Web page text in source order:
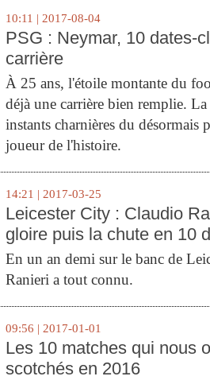
10:11 | 2017-08-04
PSG : Neymar, 10 dates-
carrière
À 25 ans, l'étoile montante du
déjà une carrière bien remplie.
instants charnières du désormais
joueur de l'histoire.
14:21 | 2017-03-25
Leicester City : Claudio
gloire puis la chute en 10
En un an demi sur le banc de
Ranieri a tout connu.
09:56 | 2017-01-01
Les 10 matches qui nous
scotchés en 2016